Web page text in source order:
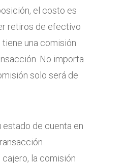
el costo es
retiros de efectivo
una comisión
No importa
solo será de
estado de cuenta en
cajero, la comisión